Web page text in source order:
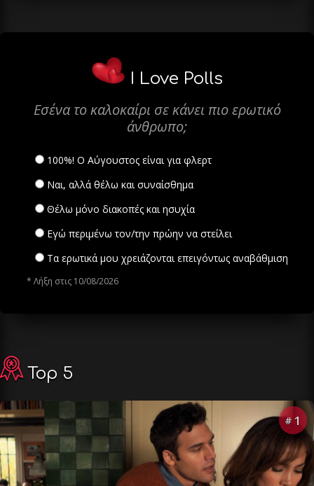
I Love Polls
Εσένα το καλοκαίρι σε κάνει πιο ερωτικό
άνθρωπο;
100%! Ο Αύγουστος είναι για φλερτ
Ναι, αλλά θέλω και συναίσθημα
Θέλω μόνο διακοπές και ησυχία
Εγώ περιμένω τον/την πρώην να στείλει
Τα ερωτικά μου χρειάζονται επειγόντως αναβάθμιση
* Λήξη στις 10/08/2026
Top 5
# 1